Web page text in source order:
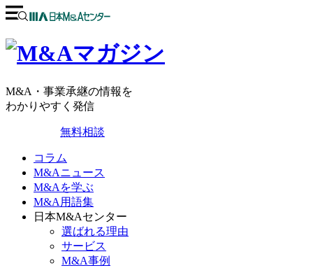
M&A・事業承継の情報を
わかりやすく発信
無料相談
コラム
M&Aニュース
M&Aを学ぶ
M&A用語集
日本M&Aセンター
選ばれる理由
サービス
M&A事例